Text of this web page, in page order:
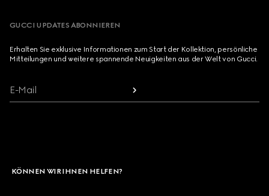
GUCCI UPDATES ABONNIEREN
Erhalten Sie exklusive Informationen zum Start der Kollektion, persönliche
Mitteilungen und weitere spannende Neuigkeiten aus der Welt von Gucci.
E-Mail
KÖNNEN WIR IHNEN HELFEN?